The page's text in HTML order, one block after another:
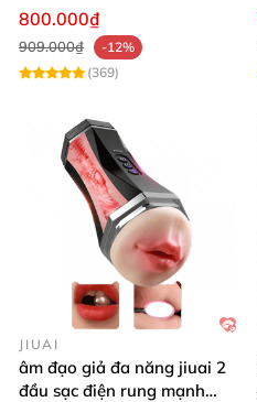
Ngụy trang bóng Pokemon
800.000₫
909.000₫
-12%
(369)
JIUAI
âm đạo giả đa năng jiuai 2
đầu sạc điện rung mạnh